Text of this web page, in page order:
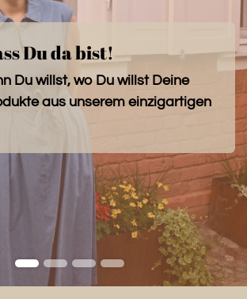
Du da bist!
Du willst, wo Du willst Deine
aus unserem einzigartigen